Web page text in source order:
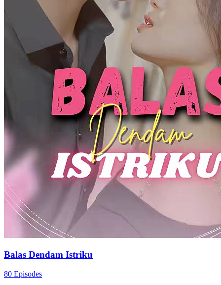
Permainan Balas Dendam
Xu Mengxi bertunangan dengan Lin Huaiyuan yang selingkuh
dengan saudari tiri Xu Yitu hingga bangkrut & ayah tewas.
Ketahuan saat jaga malam, diculik hamil, wajah rusak dibuang ke
laut. Diselamatkan, kembali operasi plastik balas dendam!
Identitas Rahasia Balas Dendam